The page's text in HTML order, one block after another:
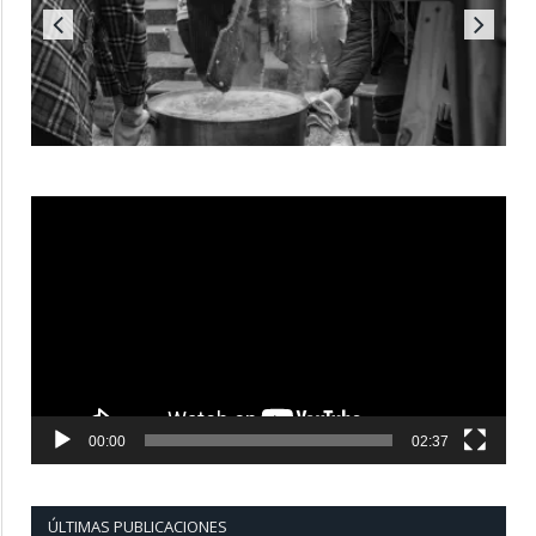
00:00 02:37
ÚLTIMAS PUBLICACIONES